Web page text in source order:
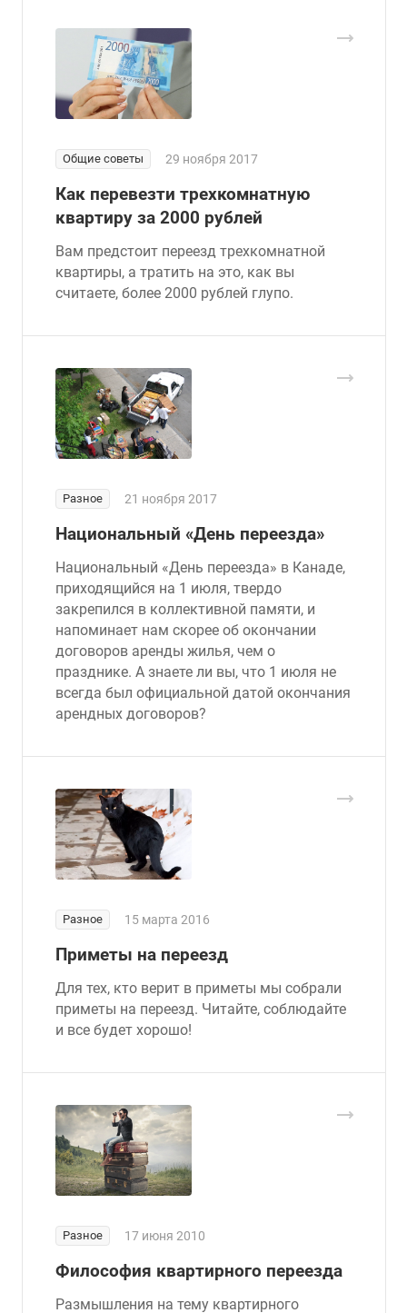
Общие советы 29 ноября 2017
Как перевезти трехкомнатную
квартиру за 2000 рублей
Вам предстоит переезд трехкомнатной
квартиры, а тратить на это, как вы
считаете, более 2000 рублей глупо.
Разное 21 ноября 2017
Национальный «День переезда»
Национальный «День переезда» в Канаде,
приходящийся на 1 июля, твердо
закрепился в коллективной памяти, и
напоминает нам скорее об окончании
договоров аренды жилья, чем о
празднике. А знаете ли вы, что 1 июля не
всегда был официальной датой окончания
арендных договоров?
Разное 15 марта 2016
Приметы на переезд
Для тех, кто верит в приметы мы собрали
приметы на переезд. Читайте, соблюдайте
и все будет хорошо!
Разное 17 июня 2010
Философия квартирного переезда
Размышления на тему квартирного